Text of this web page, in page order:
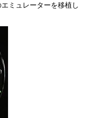
ミュレーターを移植し